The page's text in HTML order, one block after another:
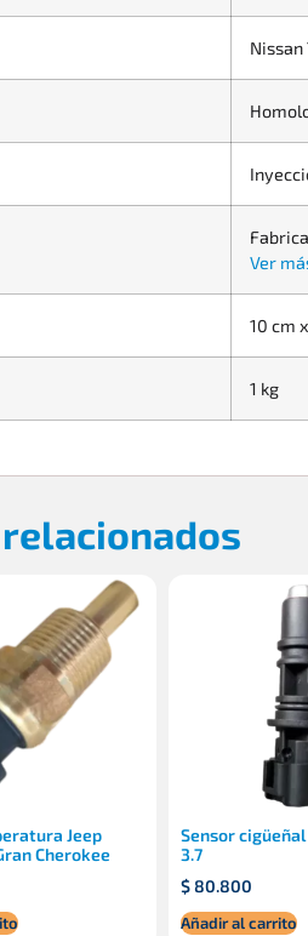
Ver
10 cm
1 kg
Jeep
Cherokee
Sensor
3.7
$80.800
Añadir al carrito